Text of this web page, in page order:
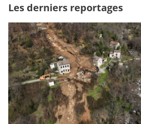
Les derniers reportages